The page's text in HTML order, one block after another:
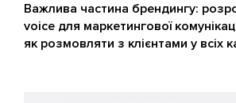
Важлива частина брендингу:
voice для маркетингової
як розмовляти з клієнтами у всіх